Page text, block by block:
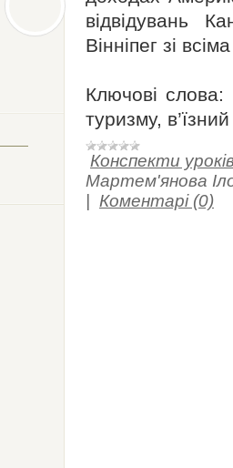
відвідувань
Вінніпег зі
Ключові слова:
туризму,
Конспекти
Мартем'янова
Коментарі (0)